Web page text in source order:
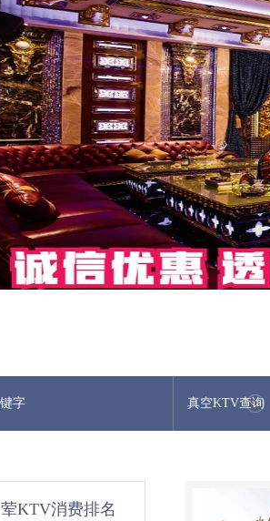
真空KTV查询
荤KTV消费排名